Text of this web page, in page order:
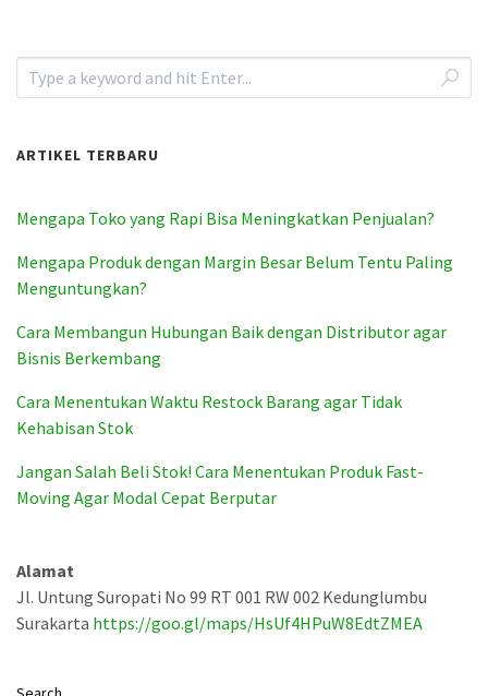
ARTIKEL TERBARU
Mengapa Toko yang Rapi Bisa Meningkatkan Penjualan?
Mengapa Produk dengan Margin Besar Belum Tentu Paling
Menguntungkan?
Cara Membangun Hubungan Baik dengan Distributor agar
Bisnis Berkembang
Cara Menentukan Waktu Restock Barang agar Tidak
Kehabisan Stok
Jangan Salah Beli Stok! Cara Menentukan Produk Fast-
Moving Agar Modal Cepat Berputar
Alamat
Jl. Untung Suropati No 99 RT 001 RW 002 Kedunglumbu
Surakarta https://goo.gl/maps/HsUf4HPuW8EdtZMEA